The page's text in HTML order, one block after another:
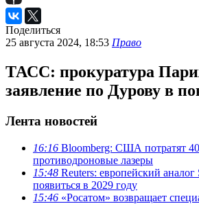
Поделиться
25 августа 2024, 18:53 Право
ТАСС: прокуратура
заявление по Дурову в
Лента новостей
16:16 Bloomberg: США потратят
противодроновые лазеры
15:48 Reuters: европейский
появиться в 2029 году
15:46 «Росатом» возвращает